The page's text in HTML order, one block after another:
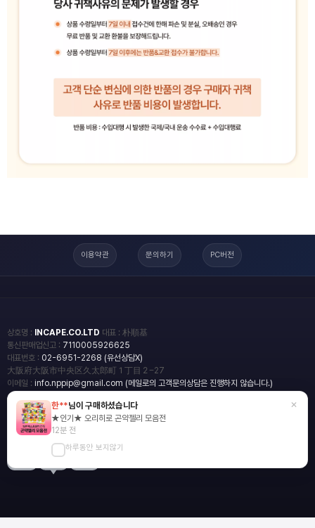
이용약관 문의하기 PC버전
상호명 : INCAPE.CO.LTD 대표 : 朴順基
통신판매업신고 : 7110005926625
대표번호 : 02-6951-2268 (유선상담X)
大阪府大阪市中央区久太郎町１丁目２−27
이메일 : info.nppip@gmail.com (메일로의 고객문의상담은 진행하지 않습니다.)
copyright
일본직구쇼핑몰 엔핍
2018 All rights reserved.
blog
한**님이 구매하셨습니다
★인기★ 오리히로 곤약젤리 모음전
12분 전
하루동안 보지않기
×